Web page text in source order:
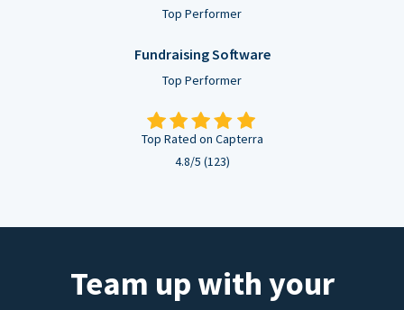
Top Performer
Fundraising Software
Top Performer
Top Rated on Capterra
4.8/5 (123)
Team up with your